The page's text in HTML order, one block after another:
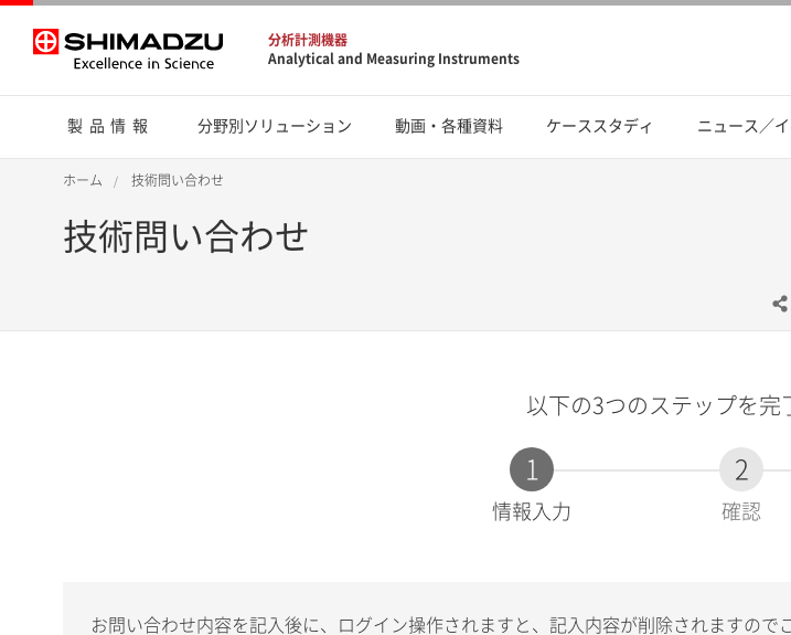
分析計測機器
Analytical and Measuring Instruments
製品情報 分野別ソリューション 動画・各種資料 ケーススタディ ニュース／
ホーム 技術問い合わせ
技術問い合わせ
以下の3つのステップを完
1
現
情報入力
2
確認
お問い合わせ内容を記入後に、ログイン操作されますと、記入内容が削除されますので